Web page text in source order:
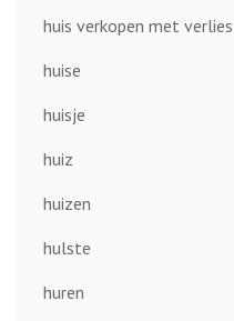
huis verkopen met verlies
huise
huisje
huiz
huizen
hulste
huren